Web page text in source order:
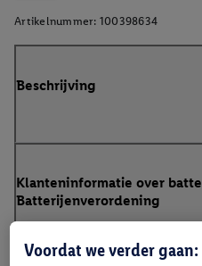
Artikelnummer: 100398634
Beschrijving
Klanteninformatie over
Batterijenverordening
Voordat we verder